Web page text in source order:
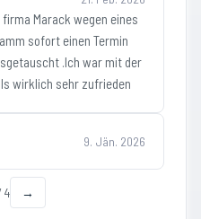
Marack wegen eines
sofort einen Termin
.Ich war mit der
wirklich sehr zufrieden
9. Jän. 2026
4 →